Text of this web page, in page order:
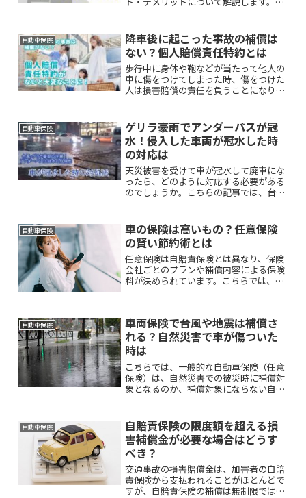
自動車保険
降車後に起こった事故の補償は
ない？個人賠償責任特約とは
歩行中に身体や鞄などが当たって他人の
車に傷をつけてしまった時、傷をつけた
人は損害賠償の責任を負うことになりま
ん。このような損害を賠償できる【個人
賠償責任保険（特約）】をご存知でしょ
うか。
自動車保険
ゲリラ豪雨でアンダーパスが冠
水！侵入した車両が冠水した時
の対応は
天災被害を受けて車が冠水して廃車にな
ったら、どのように対応する必要がある
のでしょうか。こちらの記事では、台風
自動車保険
車の保険は高いもの？任意保険
の賢い節約術とは
任意保険は自賠責保険とは異なり、保険
会社ごとのプランや補償内容による保険
料が決められています。こちらでは、任
の節約術』をご紹介します。
自動車保険
車両保険で台風や地震は補償さ
れる？自然災害で車が傷ついた
時は
こちらでは、一般的な自動車保険（任意
保険）は、自然災害での被災時に補償対
象となるのか、補償対象にならない自然
せて詳しく解説します。
自動車保険
自賠責保険の限度額を超える損
害補償金が必要な場合はどうす
べき？
交通事故の損害賠償金は、加害者の自賠
責保険から支払われることがほとんどで
すが、自賠責保険の補償は無制限ではな